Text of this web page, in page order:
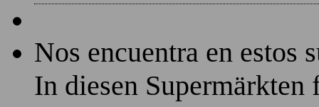
Nos encuentra en estos
In diesen Supermärkten